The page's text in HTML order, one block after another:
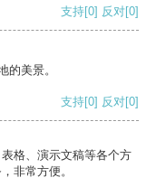
支持[0] 反对[0]
的美景。
支持[0] 反对[0]
格、演示文稿等各个方
非常方便。